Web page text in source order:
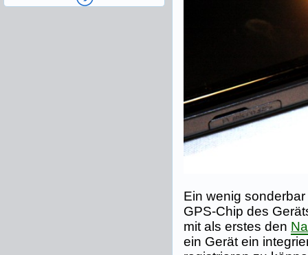
Ein wenig
GPS-Chip des
mit als erstes den
ein Gerät ein